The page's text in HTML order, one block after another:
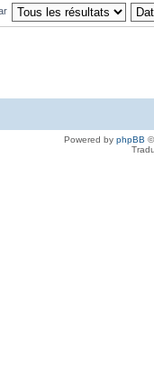
Powered by phpBB